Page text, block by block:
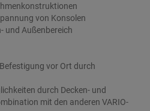
von Konsolen
und Außenbereich
vor Ort durch
durch Decken- und
mit den anderen VARIO-